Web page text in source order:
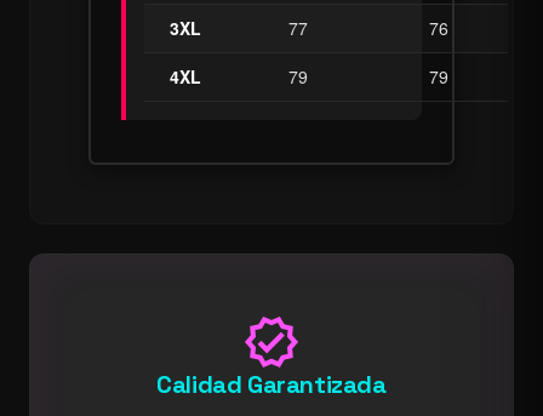
3XL
77
76
4XL
79 79
verified
Calidad Garantizada